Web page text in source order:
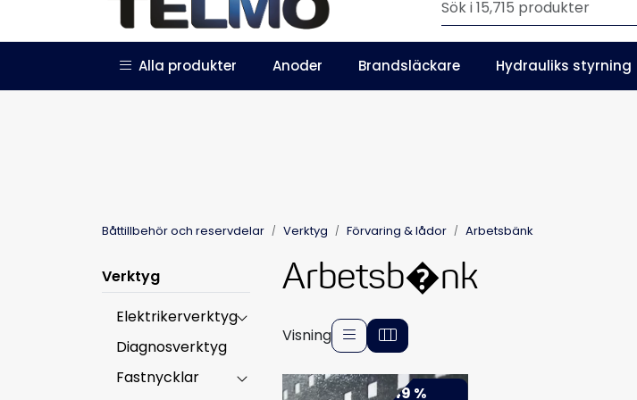
Outlet
Trustpilot | Bli återförsäljare | Våra kataloger
Alla produkter Anoder Brandsläckare Hydrauliks styrning
Båttillbehör och reservdelar Verktyg Förvaring & lådor Arbetsbänk
Verktyg
Elektrikerverktyg
Diagnosverktyg
Fastnycklar
Arbetsb�nk
Visning
-49 %